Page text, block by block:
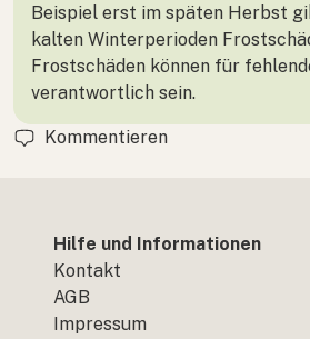
Beispiel erst im späten Herbst
kalten Winterperioden
Frostschäden können für
verantwortlich sein.
Kommentieren
Hilfe und Informationen
Kontakt
AGB
Impressum